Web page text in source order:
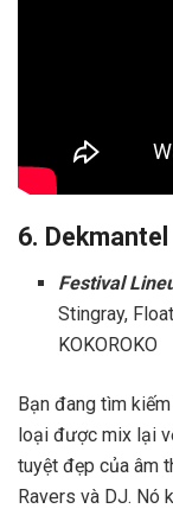
6. Dekmantel
Festival
Stingray,
KOKOROKO
Bạn đang tìm
loại được mix lại
tuyệt đẹp của âm
Ravers và DJ. Nó